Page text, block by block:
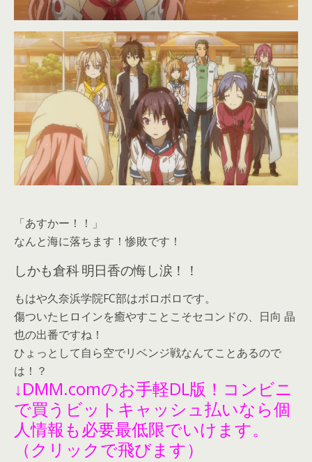
「あすかー！！」
なんと海に落ちます！惨敗です！
しかも倉科 明日香の悔し涙！！
もはや久奈浜学院FC部はボロボロです。
傷ついたヒロインを癒やすことこそセコンドの、日向 晶
也の出番ですね！
ひょっとして自ら空でリベンジ戦なんてことあるので
は！？
↓DMM.comのお手軽DL版！コンビニ
で買うビットキャッシュ払いなら個
人情報も必要最低限でいけます。
（クリックで飛びます）